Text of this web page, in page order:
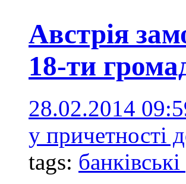
Австрія
18-ти
28.02.2014
у причетності
tags: